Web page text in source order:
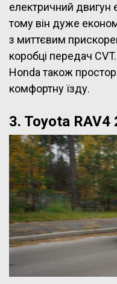
електричний двигун
тому він дуже
з миттєвим
коробці передач
Honda також
комфортну їзду.
3. Toyota RAV4